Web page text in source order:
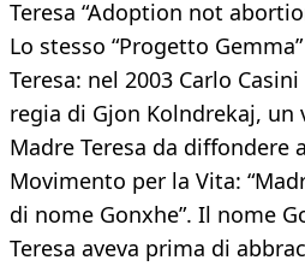
Teresa “Adoption not
Lo stesso “Progetto
Teresa: nel 2003 Carlo
regia di Gjon Kolndrekaj,
Madre Teresa da diffondere
Movimento per la Vita:
di nome Gonxhe”. Il nome
Teresa aveva prima di